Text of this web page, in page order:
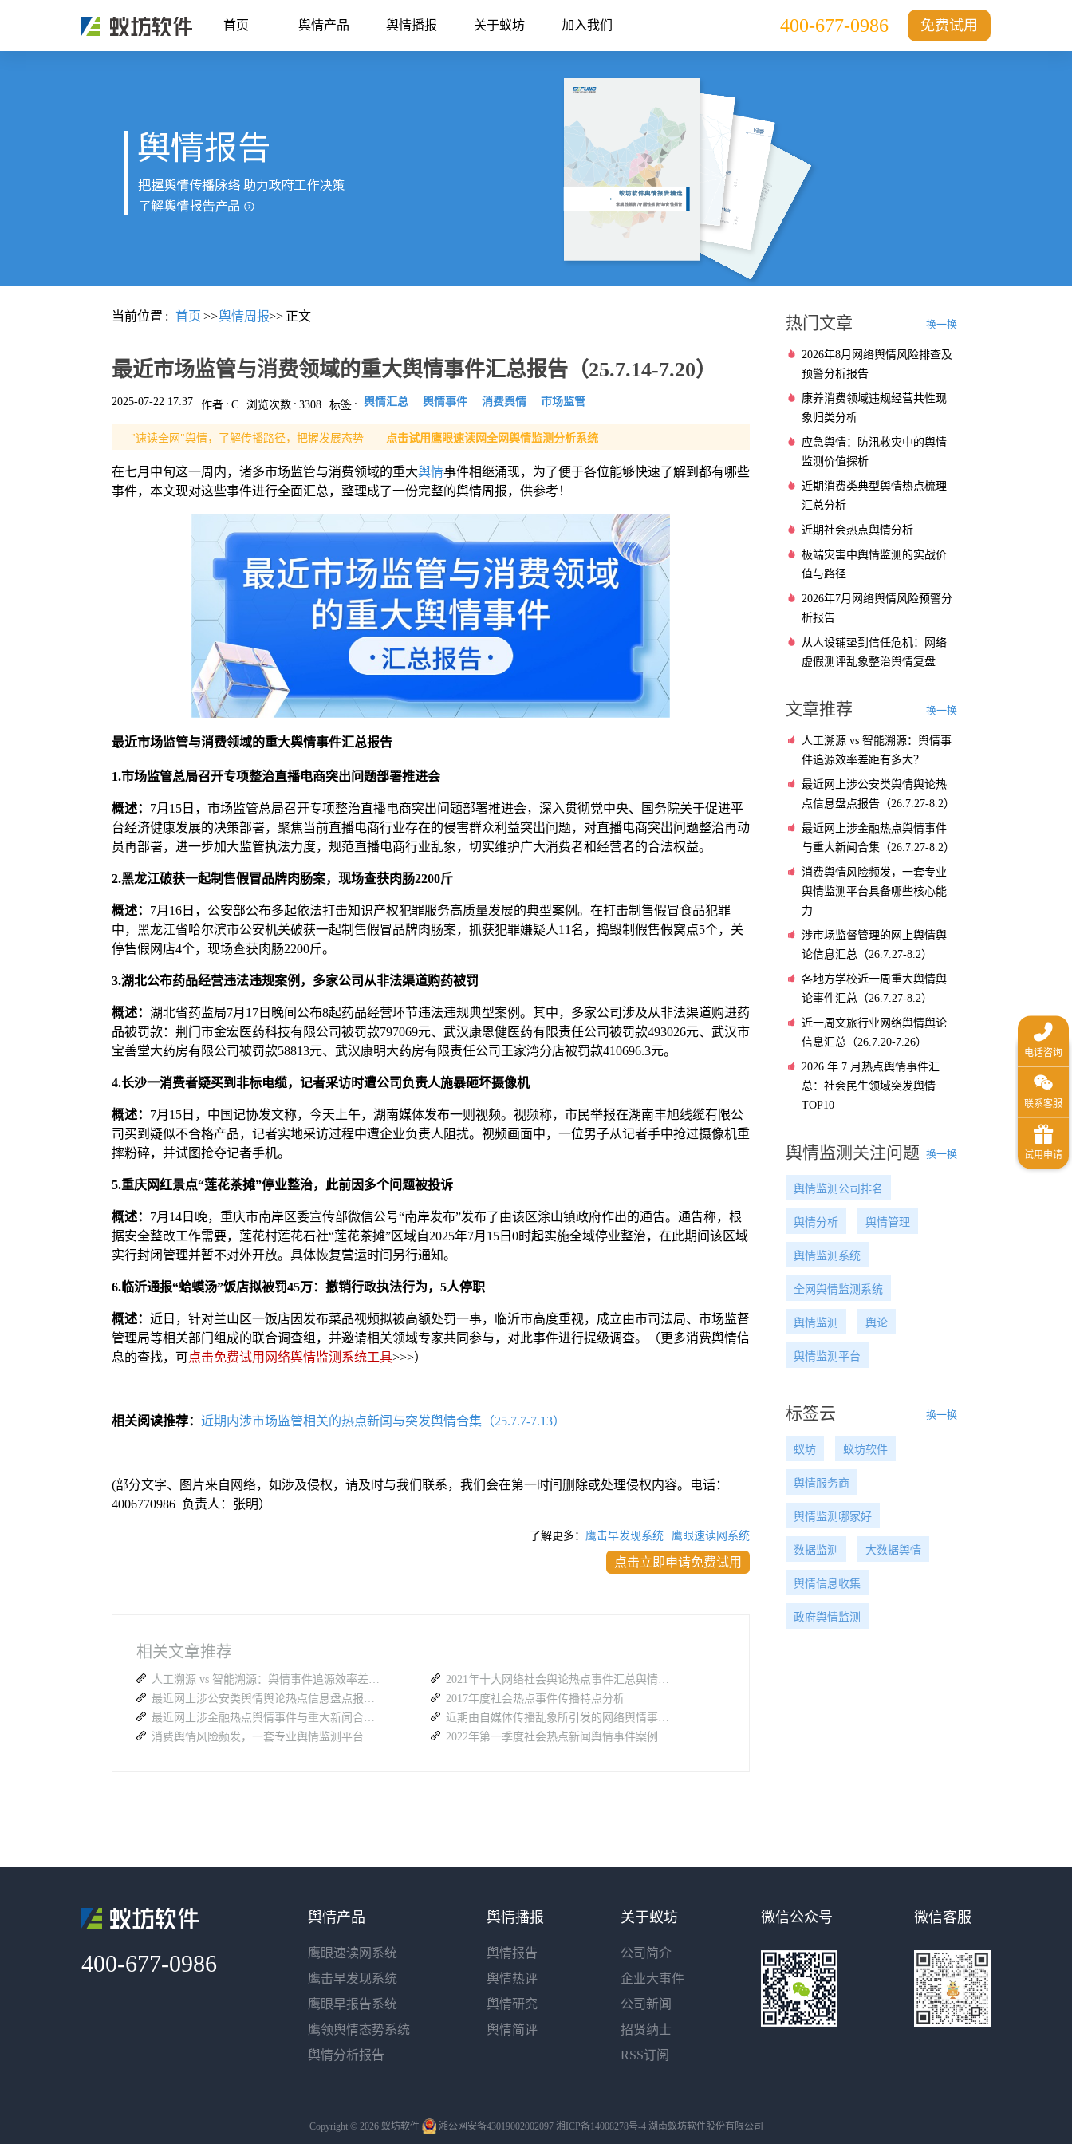
首页 舆情产品 舆情播报 关于蚁坊 加入我们 免费试用
400-677-0986
当前位置 : 首页 >>舆情周报>> 正文
最近市场监管与消费领域的重大舆情事件汇总报告（25.7.14-7.20）
2025-07-22 17:37 作者 : C 浏览次数 : 3308 标签 : 市场监管
消费舆情
舆情事件
舆情汇总
"速读全网"舆情，了解传播路径，把握发展态势——点击试用鹰眼速读网全网舆情监测分析系统
在七月中旬这一周内，诸多市场监管与消费领域的重大舆情事件相继涌现，为了便于各位能够快速了解到都有哪些
事件，本文现对这些事件进行全面汇总，整理成了一份完整的舆情周报，供参考！
最近市场监管与消费领域的重大舆情事件汇总报告
1.市场监管总局召开专项整治直播电商突出问题部署推进会
概述： 7月15日，市场监管总局召开专项整治直播电商突出问题部署推进会，深入贯彻党中央、国务院关于促进平
台经济健康发展的决策部署，聚焦当前直播电商行业存在的侵害群众利益突出问题，对直播电商突出问题整治再动
员再部署，进一步加大监管执法力度，规范直播电商行业乱象，切实维护广大消费者和经营者的合法权益。
2.黑龙江破获一起制售假冒品牌肉肠案，现场查获肉肠2200斤
概述： 7月16日，公安部公布多起依法打击知识产权犯罪服务高质量发展的典型案例。在打击制售假冒食品犯罪
中，黑龙江省哈尔滨市公安机关破获一起制售假冒品牌肉肠案，抓获犯罪嫌疑人11名，捣毁制假售假窝点5个，关
停售假网店4个，现场查获肉肠2200斤。
3.湖北公布药品经营违法违规案例，多家公司从非法渠道购药被罚
概述： 湖北省药监局7月17日晚间公布8起药品经营环节违法违规典型案例。其中，多家公司涉及从非法渠道购进药
品被罚款：荆门市金宏医药科技有限公司被罚款797069元、武汉康恩健医药有限责任公司被罚款493026元、武汉市
宝善堂大药房有限公司被罚款58813元、武汉康明大药房有限责任公司王家湾分店被罚款410696.3元。
4.长沙一消费者疑买到非标电缆，记者采访时遭公司负责人施暴砸坏摄像机
概述： 7月15日，中国记协发文称，今天上午，湖南媒体发布一则视频。视频称，市民举报在湖南丰旭线缆有限公
司买到疑似不合格产品，记者实地采访过程中遭企业负责人阻扰。视频画面中，一位男子从记者手中抢过摄像机重
摔粉碎，并试图抢夺记者手机。
5.重庆网红景点“莲花茶摊”停业整治，此前因多个问题被投诉
概述： 7月14日晚，重庆市南岸区委宣传部微信公号“南岸发布”发布了由该区涂山镇政府作出的通告。通告称，根
据安全整改工作需要，莲花村莲花石社“莲花茶摊”区域自2025年7月15日0时起实施全域停业整治，在此期间该区域
实行封闭管理并暂不对外开放。具体恢复营运时间另行通知。
6.临沂通报“蛤蟆汤”饭店拟被罚45万：撤销行政执法行为，5人停职
概述： 近日，针对兰山区一饭店因发布菜品视频拟被高额处罚一事，临沂市高度重视，成立由市司法局、市场监督
管理局等相关部门组成的联合调查组，并邀请相关领域专家共同参与，对此事件进行提级调查。（更多消费舆情信
息的查找，可点击免费试用网络舆情监测系统工具>>>）
相关阅读推荐： 近期内涉市场监管相关的热点新闻与突发舆情合集（25.7.7-7.13）
(部分文字、图片来自网络，如涉及侵权，请及时与我们联系，我们会在第一时间删除或处理侵权内容。电话：
4006770986 负责人：张明）
了解更多： 鹰击早发现系统 鹰眼速读网系统
点击立即申请免费试用
相关文章推荐
人工溯源 vs 智能溯源：舆情事件追源效率差距有多大？
最近网上涉公安类舆情舆论热点信息盘点报告（26.7.27-8.2）
最近网上涉金融热点舆情事件与重大新闻合集（26.7.27-8.2）
消费舆情风险频发，一套专业舆情监测平台具备哪些核心能力
2021年十大网络社会舆论热点事件汇总舆情分析
2017年度社会热点事件传播特点分析
近期由自媒体传播乱象所引发的网络舆情事件盘点
2022年第一季度社会热点新闻舆情事件案例合集报告
热门文章 换一换
2026年8月网络舆情风险排查及
预警分析报告
康养消费领域违规经营共性现
象归类分析
应急舆情：防汛救灾中的舆情
监测价值探析
近期消费类典型舆情热点梳理
汇总分析
近期社会热点舆情分析
极端灾害中舆情监测的实战价
值与路径
2026年7月网络舆情风险预警分
析报告
从人设铺垫到信任危机：网络
虚假测评乱象整治舆情复盘
文章推荐 换一换
人工溯源 vs 智能溯源：舆情事
件追源效率差距有多大？
最近网上涉公安类舆情舆论热
点信息盘点报告（26.7.27-8.2）
最近网上涉金融热点舆情事件
与重大新闻合集（26.7.27-8.2）
消费舆情风险频发，一套专业
舆情监测平台具备哪些核心能
力
涉市场监督管理的网上舆情舆
论信息汇总（26.7.27-8.2）
各地方学校近一周重大舆情舆
论事件汇总（26.7.27-8.2）
近一周文旅行业网络舆情舆论
信息汇总（26.7.20-7.26）
2026 年 7 月热点舆情事件汇
总：社会民生领域突发舆情
TOP10
舆情监测关注问题 换一换
舆情监测公司排名
舆情分析 舆情管理
舆情监测系统
全网舆情监测系统
舆情监测 舆论
舆情监测平台
标签云 换一换
蚁坊 蚁坊软件
舆情服务商
舆情监测哪家好
数据监测 大数据舆情
舆情信息收集
政府舆情监测
400-677-0986
微信客服
微信公众号
关于蚁坊
公司简介
企业大事件
公司新闻
招贤纳士
RSS订阅
舆情播报
舆情报告
舆情热评
舆情研究
舆情简评
舆情产品
鹰眼速读网系统
鹰击早发现系统
鹰眼早报告系统
鹰领舆情态势系统
舆情分析报告
Copyright © 2026 蚁坊软件 湘公网安备43019002002097 湘ICP备14008278号-4湖南蚁坊软件股份有限公司